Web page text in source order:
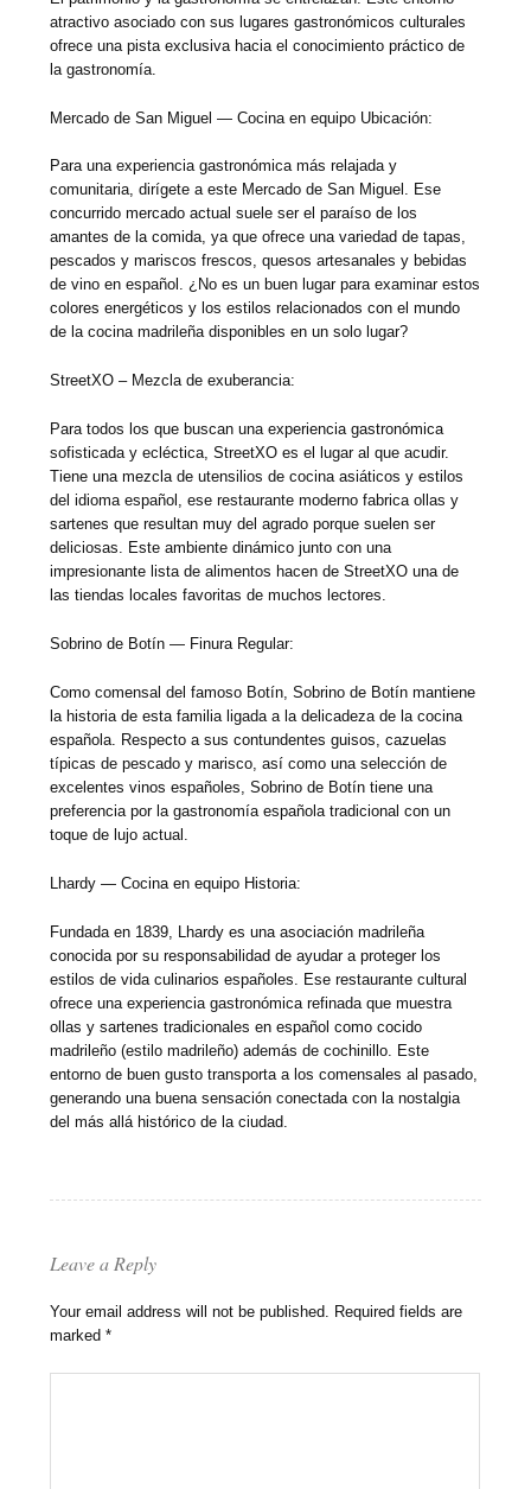
atractivo asociado con sus lugares gastronómicos culturales
ofrece una pista exclusiva hacia el conocimiento práctico de
la gastronomía.
Mercado de San Miguel — Cocina en equipo Ubicación:
Para una experiencia gastronómica más relajada y
comunitaria, dirígete a este Mercado de San Miguel. Ese
concurrido mercado actual suele ser el paraíso de los
amantes de la comida, ya que ofrece una variedad de tapas,
pescados y mariscos frescos, quesos artesanales y bebidas
de vino en español. ¿No es un buen lugar para examinar estos
colores energéticos y los estilos relacionados con el mundo
de la cocina madrileña disponibles en un solo lugar?
StreetXO – Mezcla de exuberancia:
Para todos los que buscan una experiencia gastronómica
sofisticada y ecléctica, StreetXO es el lugar al que acudir.
Tiene una mezcla de utensilios de cocina asiáticos y estilos
del idioma español, ese restaurante moderno fabrica ollas y
sartenes que resultan muy del agrado porque suelen ser
deliciosas. Este ambiente dinámico junto con una
impresionante lista de alimentos hacen de StreetXO una de
las tiendas locales favoritas de muchos lectores.
Sobrino de Botín — Finura Regular:
Como comensal del famoso Botín, Sobrino de Botín mantiene
la historia de esta familia ligada a la delicadeza de la cocina
española. Respecto a sus contundentes guisos, cazuelas
típicas de pescado y marisco, así como una selección de
excelentes vinos españoles, Sobrino de Botín tiene una
preferencia por la gastronomía española tradicional con un
toque de lujo actual.
Lhardy — Cocina en equipo Historia:
Fundada en 1839, Lhardy es una asociación madrileña
conocida por su responsabilidad de ayudar a proteger los
estilos de vida culinarios españoles. Ese restaurante cultural
ofrece una experiencia gastronómica refinada que muestra
ollas y sartenes tradicionales en español como cocido
madrileño (estilo madrileño) además de cochinillo. Este
entorno de buen gusto transporta a los comensales al pasado,
generando una buena sensación conectada con la nostalgia
del más allá histórico de la ciudad.
Leave a Reply
Your email address will not be published. Required fields are
marked*